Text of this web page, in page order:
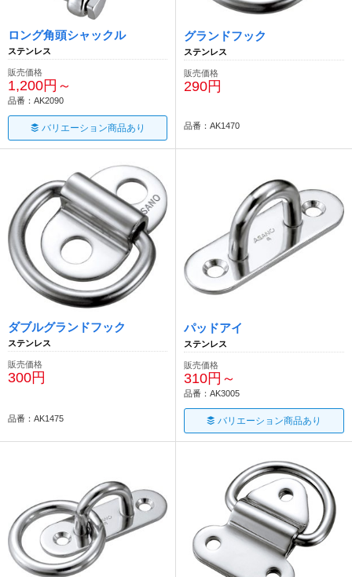
ロング角頭シャックル
ステンレス
販売価格
1,200円～
品番：AK2090
バリエーション商品あり
グランドフック
ステンレス
販売価格
290円
品番：AK1470
ダブルグランドフック
ステンレス
販売価格
300円
品番：AK1475
パッドアイ
ステンレス
販売価格
310円～
品番：AK3005
バリエーション商品あり